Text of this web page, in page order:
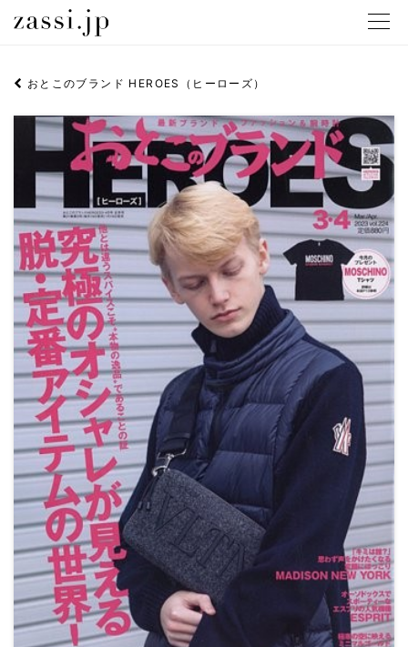
メニュ
おとこのブランド HEROES（ヒーローズ）